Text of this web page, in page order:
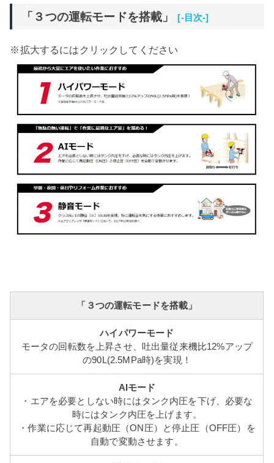
「３つの運転モードを搭載」 [-目次-]
※拡大するにはクリックしてください
「３つの運転モードを搭載」
ハイパワーモード
モータの回転数を上昇させ、吐出量従来機比12%アップ
の90L(2.5MPa時)を実現！
AIモード
・エアを必要としない時にはタンク内圧を下げ、必要な
時にはタンク内圧を上げます。
・作業に応じて再起動圧（ON圧）と停止圧（OFF圧）を
自動で変動させます。